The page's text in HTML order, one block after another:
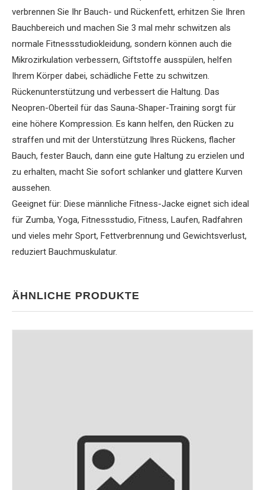
verbrennen Sie Ihr Bauch- und Rückenfett, erhitzen Sie Ihren
Bauchbereich und machen Sie 3 mal mehr schwitzen als
normale Fitnessstudiokleidung, sondern können auch die
Mikrozirkulation verbessern, Giftstoffe ausspülen, helfen
Ihrem Körper dabei, schädliche Fette zu schwitzen.
Rückenunterstützung und verbessert die Haltung. Das
Neopren-Oberteil für das Sauna-Shaper-Training sorgt für
eine höhere Kompression. Es kann helfen, den Rücken zu
straffen und mit der Unterstützung Ihres Rückens, flacher
Bauch, fester Bauch, dann eine gute Haltung zu erzielen und
zu erhalten, macht Sie sofort schlanker und glattere Kurven
aussehen.
Geeignet für: Diese männliche Fitness-Jacke eignet sich ideal
für Zumba, Yoga, Fitnessstudio, Fitness, Laufen, Radfahren
und vieles mehr Sport, Fettverbrennung und Gewichtsverlust,
reduziert Bauchmuskulatur.
ÄHNLICHE PRODUKTE